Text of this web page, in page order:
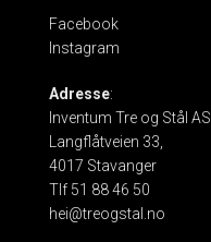
Facebook
Instagram
Adresse:
Inventum Tre og Stål AS
Langflåtveien 33,
4017 Stavanger
Tlf 51 88 46 50
hei@treogstal.no